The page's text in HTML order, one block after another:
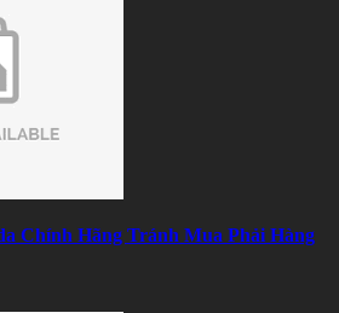
Chính Hãng Tránh Mua Phải Hàng